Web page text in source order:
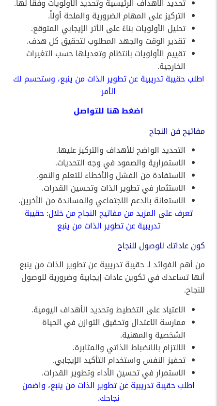
تحديد الأهداف الرئيسية وتحديد الأولويات وفقًا لها.
التركيز على المهام الضرورية والملحة أولاً.
تحليل الأولويات بناءً على الأثر الإيجابي المتوقع.
تقدير الوقت والجهد المطلوب لتحقيق كل هدف.
تقييم الأولويات بانتظام وتعديلها حسب التغيرات
الخارجية.
اطلب حقيبة تدريبية عن تطوير الذات من ينبع، وستحسم لك
الأمر
اضغطهنا للتواصل
مفاتيح فن النجاح
التحديد الواضح للأهداف والتركيز عليها.
الاستمرارية والصمود في وجه التحديات.
الاستفادة من الفشل والأخطاء للتعلم والنمو.
الاستثمار في تطوير الذات وتحسين القدرات.
الاستعانة بالدعم الاجتماعي والمساندة من الآخرين.
تعرف على المزيد من مفاتيح النجاح من خلال: حقيبة
تدريبية عن تطوير الذات من ينبع
كون عاداتك للوصول للنجاح
من أهم الفوائد لـ حقيبة تدريبية عن تطوير الذات من ينبع
أنها تساعدك في تكوين عادات إيجابية وضرورية للوصول
للنجاح.
الاعتياد على التخطيط وتحديد الأهداف اليومية.
ممارسة الاعتدال وتحقيق التوازن في الحياة
الشخصية والمهنية.
الالتزام بالانضباط الذاتي والمثابرة.
تحفيز النفس واستخدام التأكيد الإيجابي.
الاستمرار في تحسين الأداء وتطوير القدرات.
اطلب حقيبة تدريبية عن تطوير الذات من ينبع، واضمن
نجاحك.